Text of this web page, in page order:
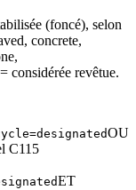
(foncé), selon
concrete,
considérée revêtue.
OU
C115
ET